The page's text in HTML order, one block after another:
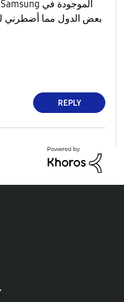
بعض الدول مما أضطرني
REPLY